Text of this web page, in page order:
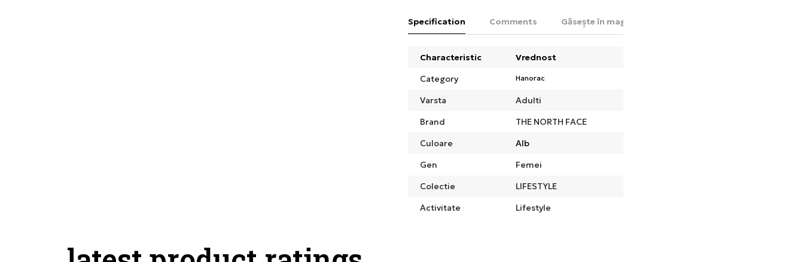
Specification Comments Găsește în magazin
Characteristic
Vrednost
Category
Hanorac
Varsta
Adulti
Brand
THE NORTH FACE
Culoare
Alb
Gen
Femei
Colectie
LIFESTYLE
Activitate
Lifestyle